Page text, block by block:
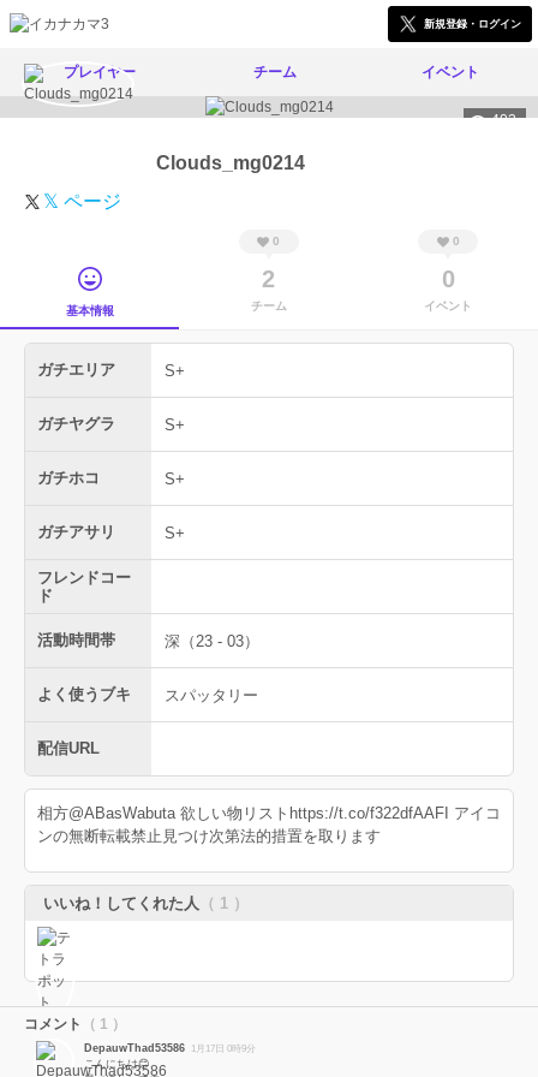
新規登録・ログイン
プレイヤー チーム イベント
402
Clouds_mg0214
𝕏 ページ
基本情報
0
2
チーム
0
0
イベント
ガチエリア S+
ガチヤグラ S+
ガチホコ S+
ガチアサリ S+
フレンドコー
ド
活動時間帯 深（23 - 03）
よく使うブキ スパッタリー
配信URL
相方@ABasWabuta 欲しい物リストhttps://t.co/f322dfAAFI アイコ
ンの無断転載禁止見つけ次第法的措置を取ります
いいね！してくれた人 （ 1 ）
コメント （ 1 ）
DepauwThad53586 1月17日 0時9分
こんにちは😊